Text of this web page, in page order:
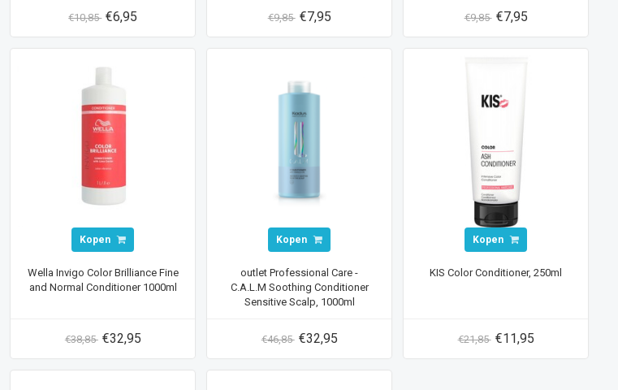
€10,85 €6,95 €9,85 €7,95 €9,85 €7,95
Kopen
Wella Invigo Color Brilliance Fine
and Normal Conditioner 1000ml
€38,85 €32,95
Kopen
outlet Professional Care -
C.A.L.M Soothing Conditioner
Sensitive Scalp, 1000ml
€46,85 €32,95
Kopen
KIS Color Conditioner, 250ml
€21,85 €11,95